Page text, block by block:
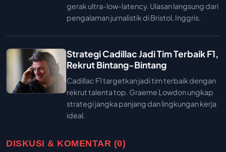
gerak ultra-low-latency. Ulasan langsung dari
pengalaman jurnalistik di Bristol, Inggris.
Strategi Cadillac Jadi Tim Terbaik F1,
Rekrut Bintang-Bintang
Cadillac F1 targetkan jadi tim terbaik dengan
rekrut talenta top. Graeme Lowdon ungkap
strategi jangka panjang dan lingkungan kerja
ideal.
DISKUSI & KOMENTAR (0)